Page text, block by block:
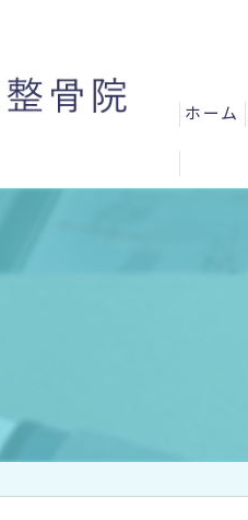
ホーム